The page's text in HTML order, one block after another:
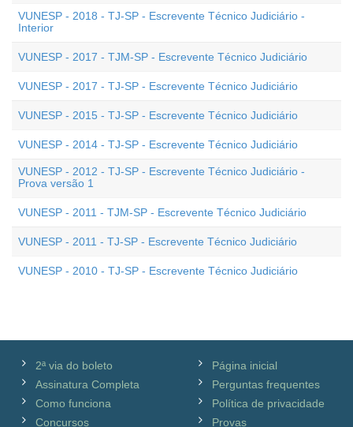
VUNESP - 2018 - TJ-SP - Escrevente Técnico Judiciário -
Interior
VUNESP - 2017 - TJM-SP - Escrevente Técnico Judiciário
VUNESP - 2017 - TJ-SP - Escrevente Técnico Judiciário
VUNESP - 2015 - TJ-SP - Escrevente Técnico Judiciário
VUNESP - 2014 - TJ-SP - Escrevente Técnico Judiciário
VUNESP - 2012 - TJ-SP - Escrevente Técnico Judiciário -
Prova versão 1
VUNESP - 2011 - TJM-SP - Escrevente Técnico Judiciário
VUNESP - 2011 - TJ-SP - Escrevente Técnico Judiciário
VUNESP - 2010 - TJ-SP - Escrevente Técnico Judiciário
2ª via do boleto
Assinatura Completa
Como funciona
Concursos
Página inicial
Perguntas frequentes
Política de privacidade
Provas